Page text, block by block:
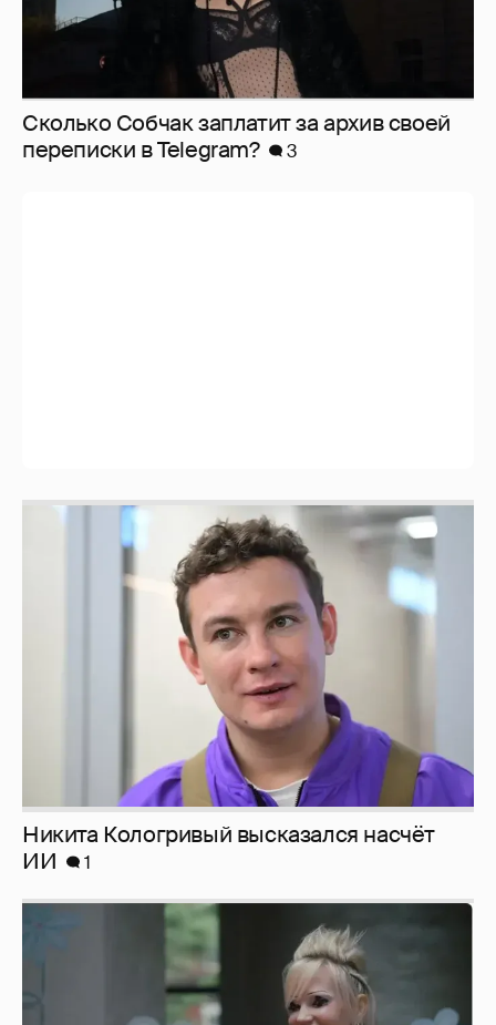
Сколько Собчак заплатит за архив своей
перeписки в Telegram?
3
Никита Кологривый высказался насчёт
Певица Глюкоза рассказала о съёмках для
эротического журнала
3